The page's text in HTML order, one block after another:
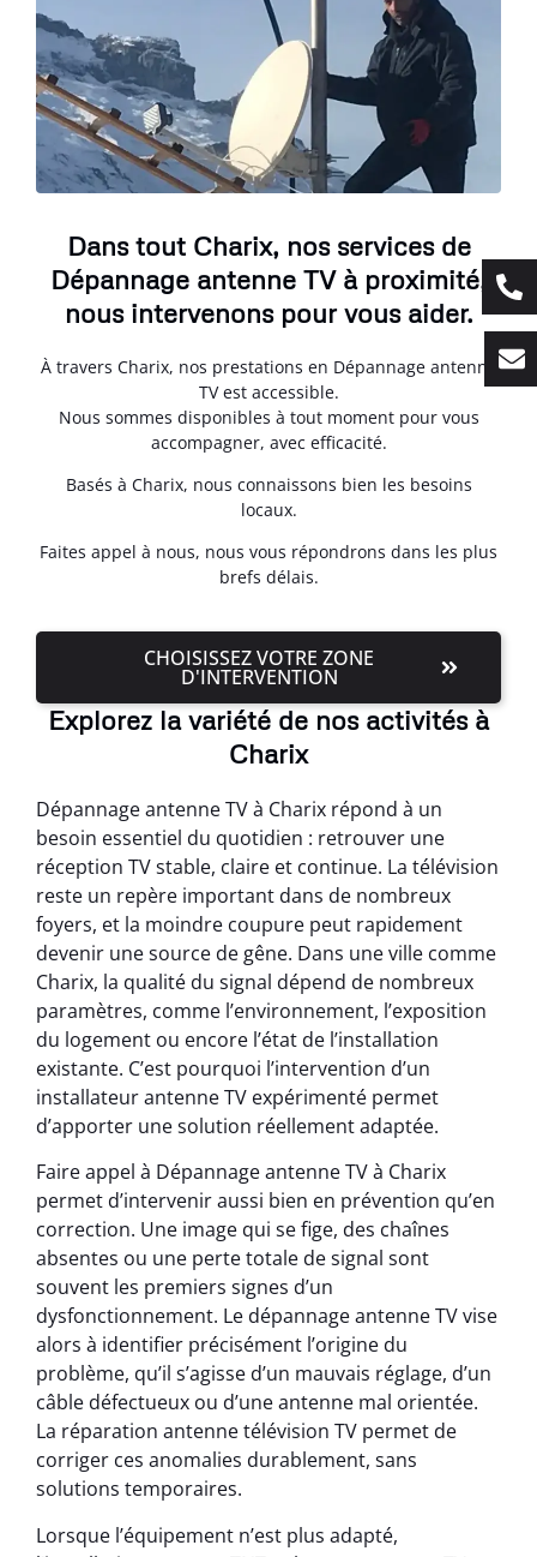
Dans tout Charix, nos services de
Dépannage antenne TV à proximité,
nous intervenons pour vous aider.
À travers Charix, nos prestations en Dépannage antenne
TV est accessible.
Nous sommes disponibles à tout moment pour vous
accompagner, avec efficacité.
Basés à Charix, nous connaissons bien les besoins
locaux.
Faites appel à nous, nous vous répondrons dans les plus
brefs délais.
CHOISISSEZ VOTRE ZONE
D'INTERVENTION
Explorez la variété de nos activités à
Charix
Dépannage antenne TV à Charix répond à un
besoin essentiel du quotidien : retrouver une
réception TV stable, claire et continue. La télévision
reste un repère important dans de nombreux
foyers, et la moindre coupure peut rapidement
devenir une source de gêne. Dans une ville comme
Charix, la qualité du signal dépend de nombreux
paramètres, comme l’environnement, l’exposition
du logement ou encore l’état de l’installation
existante. C’est pourquoi l’intervention d’un
installateur antenne TV expérimenté permet
d’apporter une solution réellement adaptée.
Faire appel à Dépannage antenne TV à Charix
permet d’intervenir aussi bien en prévention qu’en
correction. Une image qui se fige, des chaînes
absentes ou une perte totale de signal sont
souvent les premiers signes d’un
dysfonctionnement. Le dépannage antenne TV vise
alors à identifier précisément l’origine du
problème, qu’il s’agisse d’un mauvais réglage, d’un
câble défectueux ou d’une antenne mal orientée.
La réparation antenne télévision TV permet de
corriger ces anomalies durablement, sans
solutions temporaires.
Lorsque l’équipement n’est plus adapté,